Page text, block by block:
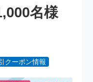
名様
クーポン情報